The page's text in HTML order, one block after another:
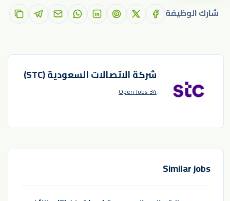
شارك الوظيفة
شركة الاتصالات السعودية (STC)
34 Open Jobs
Similar jobs